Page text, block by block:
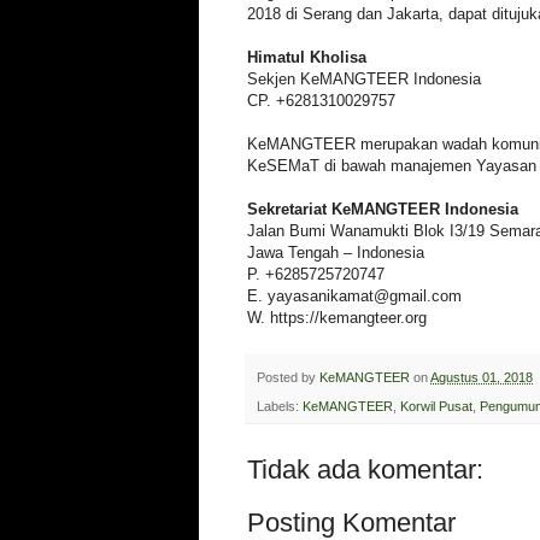
2018 di Serang dan Jakarta, dapat
Himatul Kholisa
Sekjen KeMANGTEER Indonesia
CP. +6281310029757
KeMANGTEER merupakan wadah
KeSEMaT di bawah manajemen
Sekretariat KeMANGTEER Indonesia
Jalan Bumi Wanamukti Blok I3/19
Jawa Tengah – Indonesia
P. +6285725720747
E. yayasanikamat@gmail.com
W. https://kemangteer.org
Posted by KeMANGTEER onAgustus 01, 2018
Labels: KeMANGTEER Korwil Pusat
Tidak ada komentar:
Posting Komentar